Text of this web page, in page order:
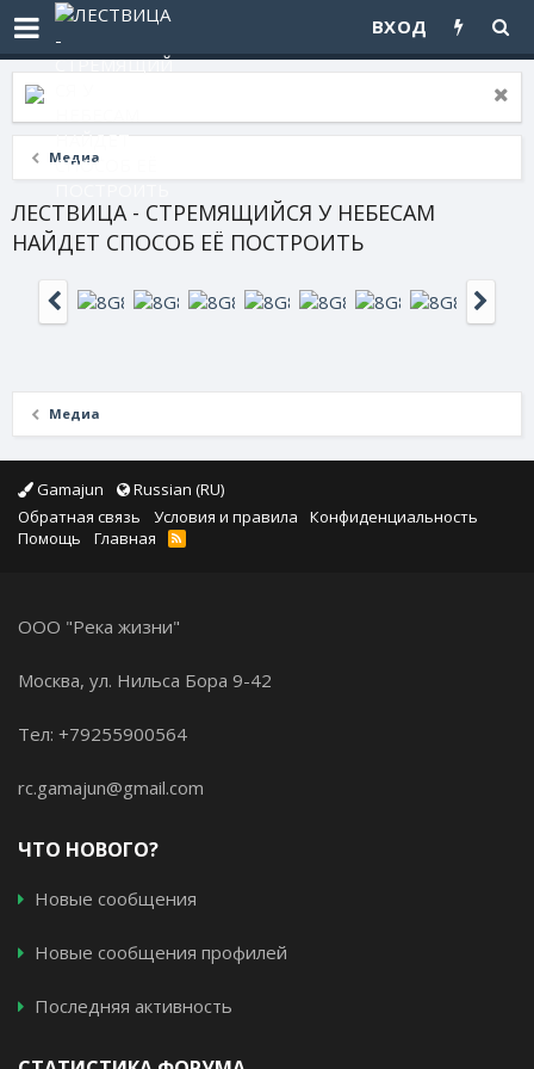
ВХОД
Медиа
ЛЕСТВИЦА - СТРЕМЯЩИЙСЯ У НЕБЕСАМ
НАЙДЕТ СПОСОБ ЕЁ ПОСТРОИТЬ
Медиа
Gamajun
Russian (RU)
Обратная связь
Условия и правила
Конфиденциальность
Помощь
Главная
ООО "Река жизни"
Москва, ул. Нильса Бора 9-42
Тел: +79255900564
rc.gamajun@gmail.com
ЧТО НОВОГО?
Новые сообщения
Новые сообщения профилей
Последняя активность